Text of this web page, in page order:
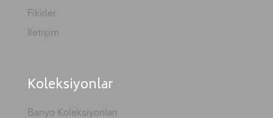
Fikirler
İletişim
Koleksiyonlar
Banyo Koleksiyonları